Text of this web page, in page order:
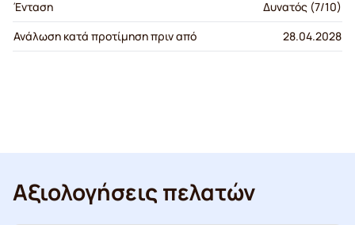
Ένταση
Δυνατός (7/10)
Ανάλωση κατά προτίμηση πριν από
28.04.2028
Αξιολογήσεις πελατών